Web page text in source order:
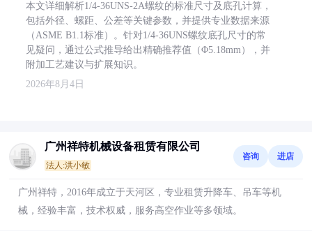
本文详细解析1/4-36UNS-2A螺纹的标准尺寸及底孔计算，
包括外径、螺距、公差等关键参数，并提供专业数据来源
（ASME B1.1标准）。针对1/4-36UNS螺纹底孔尺寸的常
见疑问，通过公式推导给出精确推荐值（Φ5.18mm），并
附加工艺建议与扩展知识。
2026年8月4日
广州祥特机械设备租赁有限公司
法人:洪小敏
咨询 进店
广州祥特，2016年成立于天河区，专业租赁升降车、吊车等机
械，经验丰富，技术权威，服务高空作业等多领域。